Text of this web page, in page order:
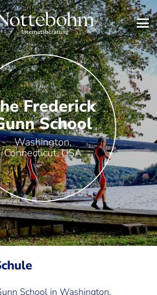
Frederick
School
Washington,
Connecticut, USA
School in Washington,